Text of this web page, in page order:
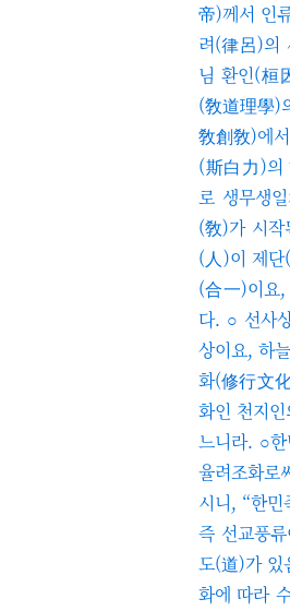
帝)께서 인
려(律呂)의
님 환인(桓
(敎道理學)
敎創敎)에
(斯白力)의
로 생무생
(敎)가 시
(人)이 제
(合一)이요,
다. ○ 선사
상이요, 하
화(修行文
화인 천지
느니라. ○
율려조화로
시니, “한민
즉 선교풍
도(道)가 있
화에 따라